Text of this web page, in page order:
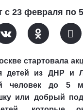
с 23 февраля по
стартовала
детей из ДНР и
человек до 5
или добрый